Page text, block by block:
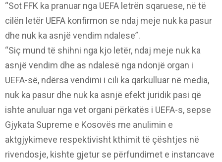
“Sot FFK ka pranuar nga UEFA letrën sqaruese, në të
cilën letër UEFA konfirmon se ndaj meje nuk ka pasur
dhe nuk ka asnjë vendim ndalese”.
“Siç mund të shihni nga kjo letër, ndaj meje nuk ka
asnjë vendim dhe as ndalesë nga ndonjë organ i
UEFA-së, ndërsa vendimi i cili ka qarkulluar në media,
nuk ka pasur dhe nuk ka asnjë efekt juridik pasi që
ishte anuluar nga vet organi përkatës i UEFA-s, sepse
Gjykata Supreme e Kosovës me anulimin e
aktgjykimeve respektivisht kthimit të çështjes në
rivendosje, kishte gjetur se përfundimet e instancave